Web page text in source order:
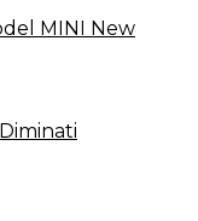
MINI New